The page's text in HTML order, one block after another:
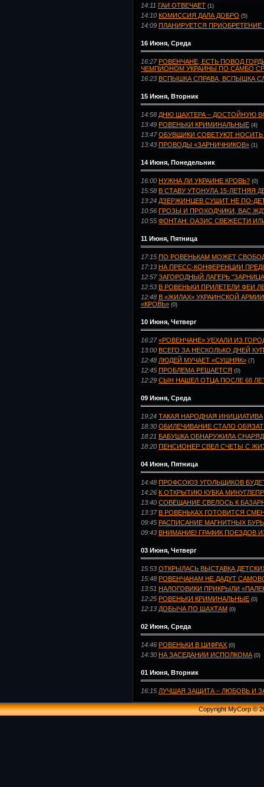
14:11 ГАИ ОТВЕЧАЕТ (1)
14:10 КОМИССИЯ ДАЛА ДОБРО (5)
14:09 ПЛАНИРУЕТСЯ
16 Июня, Среда
16:27 РОВЕНЧАНЕ, ЕСТЬ ПОВОД
ЧЕМПИОНОМ УКРАИНЫ ПО САМБО
16:23 ВСПЫШКА СПРАВА, ВСПЫШКА
15 Июня, Вторник
14:58 ДНЮ ШАХТЕРА – ДОСТОЙНУЮ
13:49 РОВЕНЬКИ КРИМИНАЛЬНЫЕ (4)
13:47 ОБУВЩИКИ СОВЕТУЮТ
13:43 ПРОВОДЫ «ЗАРНИЧНИКОВ» (1)
14 Июня, Понедельник
16:00 НУЖНА ЛИ УКРАИНЕ КРОВЬ? (0)
15:58 В СТАВУ УТОНУЛА 15-ЛЕТНЯЯ
13:24 ДЗЕРЖИНЦЕВ СУШИТ НЕ ПО-
10:56 ГРОЗЫ И ПРОХОДЧИКИ, ВАС
10:55 ФОНТАН: ОАЗИС СВЕЖЕСТИ
11 Июня, Пятница
17:15 ПО РОВЕНЬКАМ МОЖЕТ
17:13 НА ПРЕСС-КОНФЕРЕНЦИИ
12:57 ЗАГОРОДНЫЙ ЛАГЕРЬ
12:53 В РОВЕНЬКИ ПРИЛЕТЕЛИ ФЕИ
12:48 В «ЖИЛАХ» УКРАИНСКОЙ
«КРОВЬ» (0)
10 Июня, Четверг
16:27 «РОВЕНЧАНЕ» УЕХАЛИ ИЗ
13:00 ВСЕГО ЗА НЕСКОЛЬКО ДНЕЙ
12:48 ЛЮДЕЙ МУЧАЕТ «СУШНЯК» (7)
12:45 ПРОБЛЕМА РЕШАЕТСЯ (0)
12:29 СЫН НАШЕЛ ОТЦА ПОСЛЕ 68
09 Июня, Среда
19:24 ТАКАЯ НАРОДНАЯ ИНИЦИАТИВА
18:30 ОБИЛЕЧИВАНИЕ СТАЛО
18:21 БАБУШКА ОБНАРУЖИЛА
18:20 ПЕНСИОНЕР СВЕЛ СЧЕТЫ С
04 Июня, Пятница
14:48 ПРОФСОЮЗ УГОЛЬЩИКОВ
14:26 К ОТКРЫТИЮ КУБКА
13:40 СОВЕЩАНИЕ СВЕЛОСЬ К
13:37 В РОВЕНЬКАХ ГОТОВИТСЯ
09:45 РАСПИСАНИЕ МАГНИТНЫХ
09:43 ВНИМАНИЕ! ГРАФИК ПОЕЗДОВ
03 Июня, Четверг
15:53 ОТКРЫЛАСЬ ВЫСТАВКА
15:48 РОВЕНЧАНАМ НЕ ДАДУТ
13:51 НАЛОГОВИКИ ПРИКРЫЛИ
12:25 РОВЕНЬКИ КРИМИНАЛЬНЫЕ (0)
12:13 ДОБЫЧА ПО ШАХТАМ (0)
02 Июня, Среда
14:46 РОВЕНЬКИ В ЦИФРАХ (0)
14:30 НА ЗАСЕДАНИИ ИСПОЛКОМА (0)
01 Июня, Вторник
16:15 ЛУЧШАЯ ЗАЩИТА – ЛЮБОВЬ И
Copyright MyCorp ©